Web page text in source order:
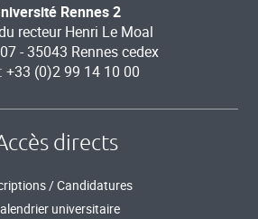
Rennes 2
recteur Henri Le Moal
- 35043 Rennes cedex
+33 (0)2 99 14 10 00
directs
/ Candidatures
universitaire